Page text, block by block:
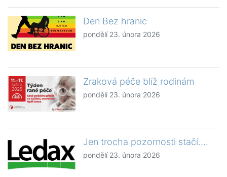
Den Bez hranic
pondělí 23. února 2026
Zraková péče blíž rodinám
pondělí 23. února 2026
Jen trocha pozornosti stačí….
pondělí 23. února 2026